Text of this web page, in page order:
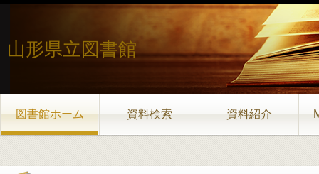
山形県立図書館
図書館ホーム 資料検索 資料紹介